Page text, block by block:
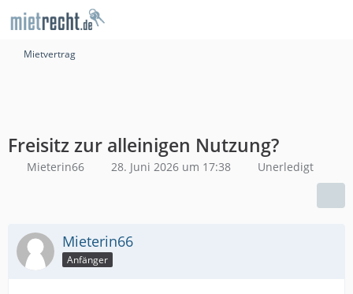
Mietvertrag
Freisitz zur alleinigen Nutzung?
Mieterin66 28. Juni 2026 um 17:38 Unerledigt
Mieterin66
Anfänger